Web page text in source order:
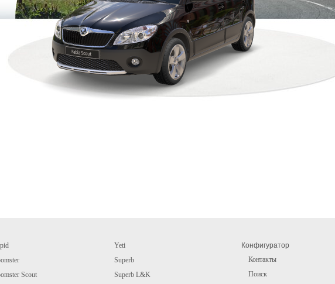
Scout
Yeti
Superb
Superb L&K
Конфигуратор
Контакты
Поиск